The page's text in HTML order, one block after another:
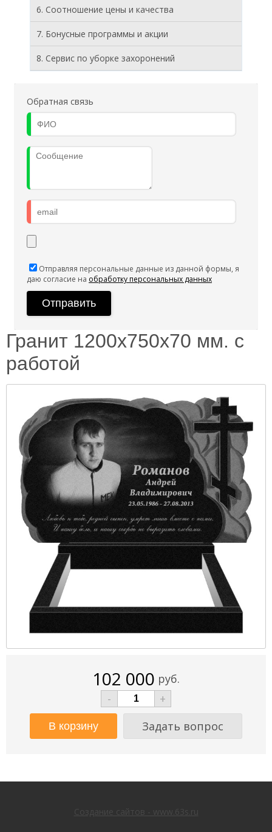
6. Соотношение цены и качества
7. Бонусные программы и акции
8. Cервис по уборке захоронений
Обратная связь
Отправляя персональные данные из данной формы, я
даю согласие на обработку персональных данных
Гранит 1200х750х70 мм. с
работой
102 000 руб.
-
+
Задать вопрос
Создание сайтов - www.63s.ru